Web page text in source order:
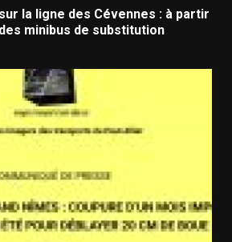
la ligne des Cévennes : à partir
minibus de substitution